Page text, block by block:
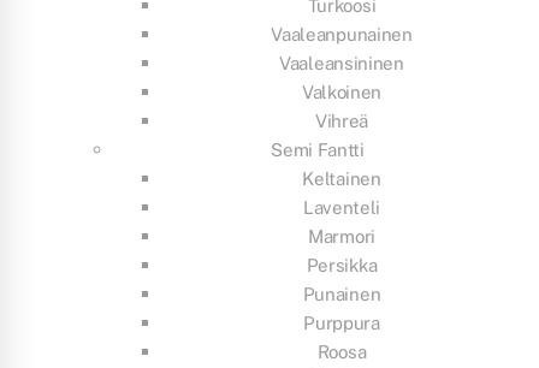
Turkoosi
Vaaleanpunainen
Vaaleansininen
Valkoinen
Vihreä
Semi Fantti
Keltainen
Laventeli
Marmori
Persikka
Punainen
Purppura
Roosa